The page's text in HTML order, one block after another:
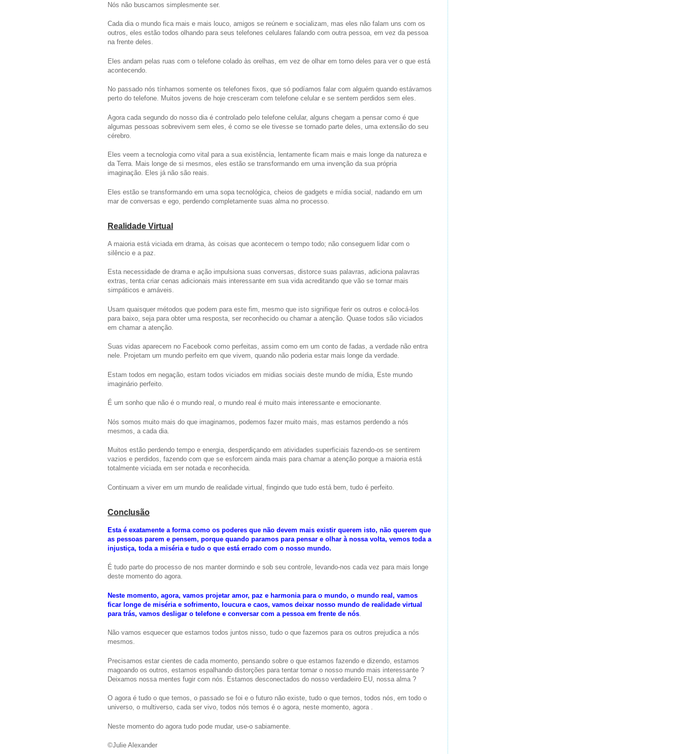
Nós não buscamos simplesmente ser.
Cada dia o mundo fica mais e mais louco, amigos se reúnem e socializam, mas eles não falam uns com os
outros, eles estão todos olhando para seus telefones celulares falando com outra pessoa, em vez da pessoa
na frente deles.
Eles andam pelas ruas com o telefone colado às orelhas, em vez de olhar em torno deles para ver o que está
acontecendo.
No passado nós tínhamos somente os telefones fixos, que só podíamos falar com alguém quando estávamos
perto do telefone. Muitos jovens de hoje cresceram com telefone celular e se sentem perdidos sem eles.
Agora cada segundo do nosso dia é controlado pelo telefone celular, alguns chegam a pensar como é que
algumas pessoas sobrevivem sem eles, é como se ele tivesse se tornado parte deles, uma extensão do seu
cérebro.
Eles veem a tecnologia como vital para a sua existência, lentamente ficam mais e mais longe da natureza e
da Terra. Mais longe de si mesmos, eles estão se transformando em uma invenção da sua própria
imaginação. Eles já não são reais.
Eles estão se transformando em uma sopa tecnológica, cheios de gadgets e mídia social, nadando em um
mar de conversas e ego, perdendo completamente suas alma no processo.
Realidade Virtual
A maioria está viciada em drama, às coisas que acontecem o tempo todo; não conseguem lidar com o
silêncio e a paz.
Esta necessidade de drama e ação impulsiona suas conversas, distorce suas palavras, adiciona palavras
extras, tenta criar cenas adicionais mais interessante em sua vida acreditando que vão se tornar mais
simpáticos e amáveis.
Usam quaisquer métodos que podem para este fim, mesmo que isto signifique ferir os outros e colocá-los
para baixo, seja para obter uma resposta, ser reconhecido ou chamar a atenção. Quase todos são viciados
em chamar a atenção.
Suas vidas aparecem no Facebook como perfeitas, assim como em um conto de fadas, a verdade não entra
nele. Projetam um mundo perfeito em que vivem, quando não poderia estar mais longe da verdade.
Estam todos em negação, estam todos viciados em midias sociais deste mundo de mídia, Este mundo
imaginário perfeito.
É um sonho que não é o mundo real, o mundo real é muito mais interessante e emocionante.
Nós somos muito mais do que imaginamos, podemos fazer muito mais, mas estamos perdendo a nós
mesmos, a cada dia.
Muitos estão perdendo tempo e energia, desperdiçando em atividades superficiais fazendo-os se sentirem
vazios e perdidos, fazendo com que se esforcem ainda mais para chamar a atenção porque a maioria está
totalmente viciada em ser notada e reconhecida.
Continuam a viver em um mundo de realidade virtual, fingindo que tudo está bem, tudo é perfeito.
Conclusão
Esta é exatamente a forma como os poderes que não devem mais existir querem isto, não querem que
as pessoas parem e pensem, porque quando paramos para pensar e olhar à nossa volta, vemos toda a
injustiça, toda a miséria e tudo o que está errado com o nosso mundo.
É tudo parte do processo de nos manter dormindo e sob seu controle, levando-nos cada vez para mais longe
deste momento do agora.
Neste momento, agora, vamos projetar amor, paz e harmonia para o mundo, o mundo real, vamos
ficar longe de miséria e sofrimento, loucura e caos, vamos deixar nosso mundo de realidade virtual
para trás, vamos desligar o telefone e conversar com a pessoa em frente de nós
Não vamos esquecer que estamos todos juntos nisso, tudo o que fazemos para os outros prejudica a nós
mesmos.
Precisamos estar cientes de cada momento, pensando sobre o que estamos fazendo e dizendo, estamos
magoando os outros, estamos espalhando distorções para tentar tornar o nosso mundo mais interessante ?
Deixamos nossa mentes fugir com nós. Estamos desconectados do nosso verdadeiro EU, nossa alma ?
O agora é tudo o que temos, o passado se foi e o futuro não existe, tudo o que temos, todos nós, em todo o
universo, o multiverso, cada ser vivo, todos nós temos é o agora, neste momento, agora .
Neste momento do agora tudo pode mudar, use-o sabiamente.
©Julie Alexander